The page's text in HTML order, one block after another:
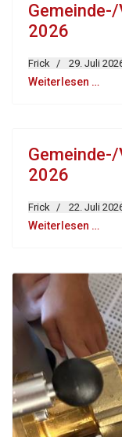
2026
Frick 29. Juli
Weiterlesen …
2026
Frick 22. Juli
Weiterlesen …